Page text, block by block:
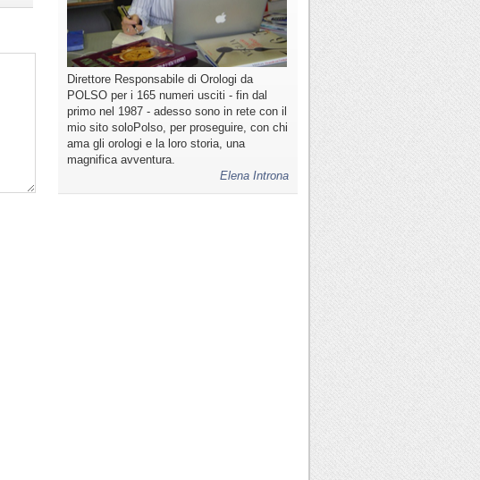
Direttore Responsabile di Orologi da
POLSO per i 165 numeri usciti - fin dal
primo nel 1987 - adesso sono in rete con il
mio sito soloPolso, per proseguire, con chi
ama gli orologi e la loro storia, una
magnifica avventura.
Elena Introna